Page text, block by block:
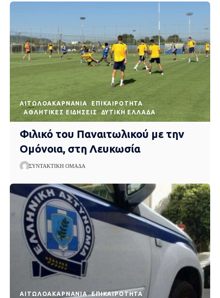
AΙΤΩΛΟΑΚΑΡΝΑΝΊΑ
EΠΙΚΑΙΡΌΤΗΤΑ
ΑΘΛΗΤΙΚΈΣ ΕΙΔΉΣΕΙΣ
ΔΥΤΙΚΉ ΕΛΛΆΔΑ
Φιλικό του Παναιτωλικού με την
Ομόνοια, στη Λευκωσία
ΣΥΝΤΑΚΤΙΚΉ ΟΜΆΔΑ
AΙΤΩΛΟΑΚΑΡΝΑΝΊΑ EΠΙΚΑΙΡΌΤΗΤΑ